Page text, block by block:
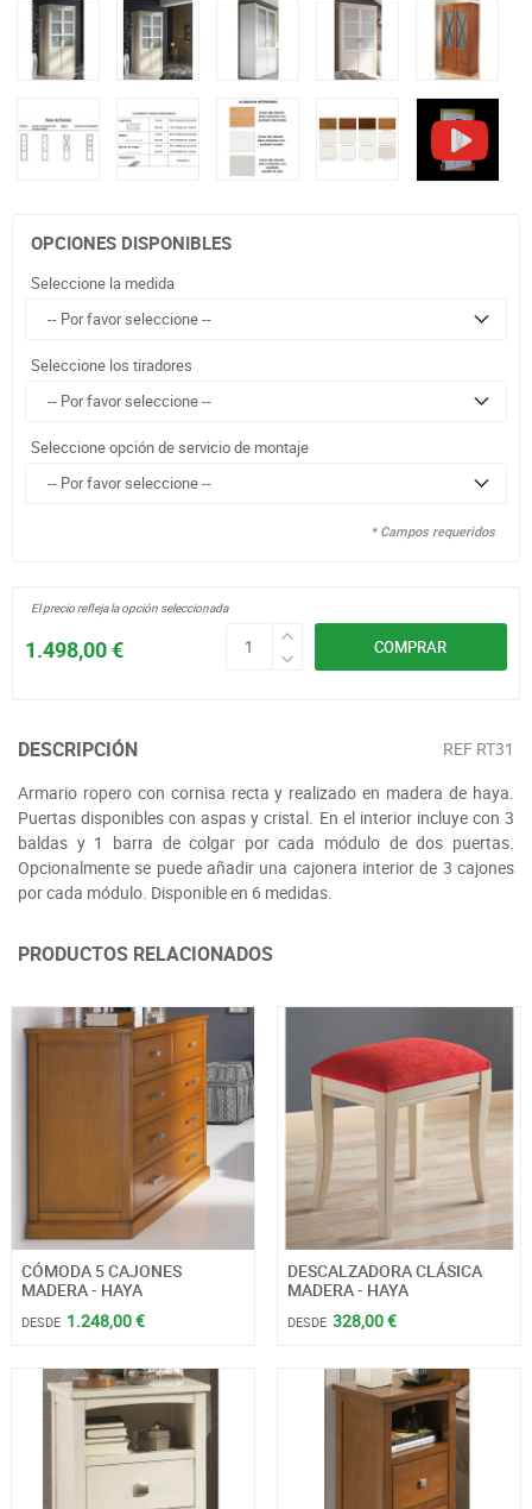
OPCIONES DISPONIBLES
Seleccione la medida
Seleccione los tiradores
Seleccione opción de servicio de montaje
* Campos requeridos
COMPRAR
1.498,00 €
El precio refleja la opción seleccionada
DESCRIPCIÓN REF RT31
Armario ropero con cornisa recta y realizado en madera de haya.
Puertas disponibles con aspas y cristal. En el interior incluye con 3
baldas y 1 barra de colgar por cada módulo de dos puertas.
Opcionalmente se puede añadir una cajonera interior de 3 cajones
por cada módulo. Disponible en 6 medidas.
PRODUCTOS RELACIONADOS
CÓMODA 5 CAJONES
MADERA - HAYA
DESDE 1.248,00 €
DESCALZADORA CLÁSICA
MADERA - HAYA
DESDE 328,00 €